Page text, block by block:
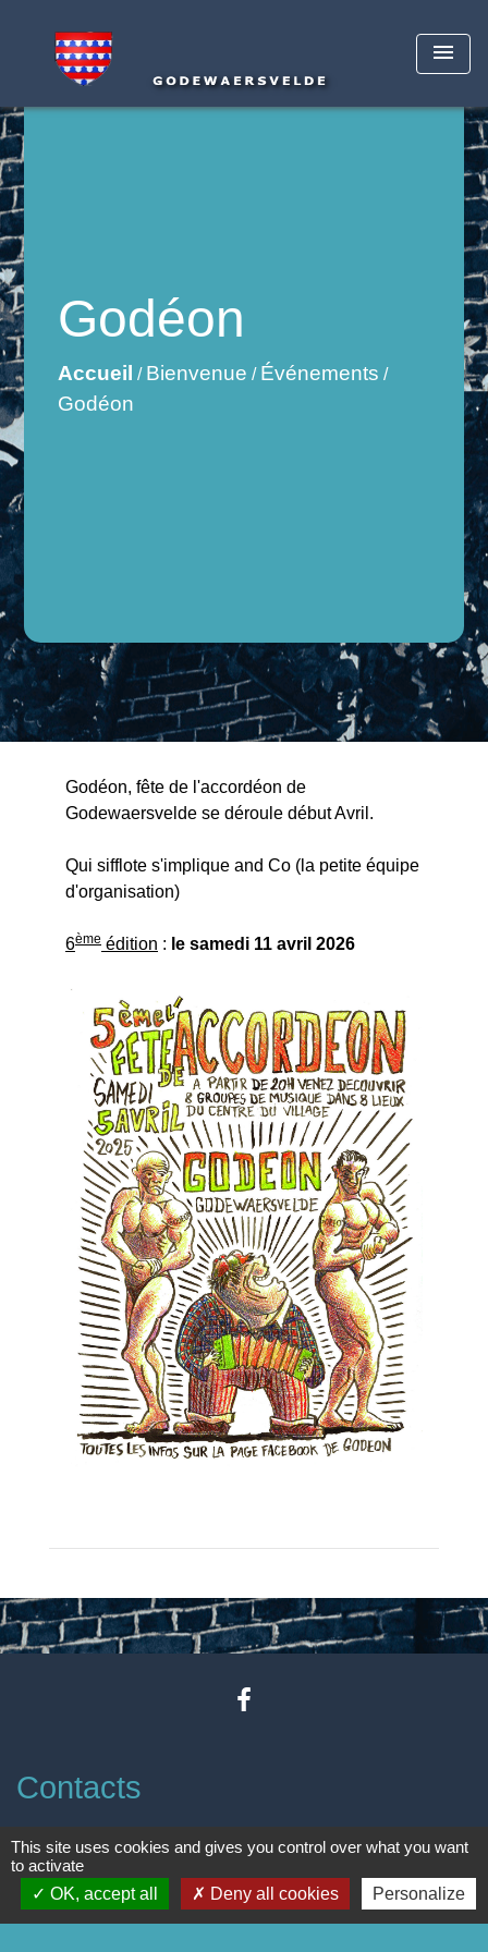
menu
Godéon
Accueil / Bienvenue / Événements /
Godéon
Godéon, fête de l'accordéon de
Godewaersvelde se déroule début Avril.
Qui sifflote s'implique and Co (la petite équipe
d'organisation)
6ème édition : le samedi 11 avril 2026
Contacts
Commune de Godewaersvelde
Mairie - 2 rue de Boeschèpe
59270 Godewaersvelde - FRANCE
This site uses cookies and gives you control over what you want
to activate
OK, accept all
Deny all cookies Personalize